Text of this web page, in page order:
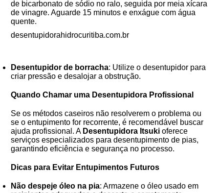
de bicarbonato de sódio no ralo, seguida por meia xícara
de vinagre. Aguarde 15 minutos e enxágue com água
quente.
desentupidorahidrocuritiba.com.br
Desentupidor de borracha: Utilize o desentupidor para
criar pressão e desalojar a obstrução.
Quando Chamar uma Desentupidora Profissional
Se os métodos caseiros não resolverem o problema ou
se o entupimento for recorrente, é recomendável buscar
ajuda profissional. A Desentupidora Itsuki oferece
serviços especializados para desentupimento de pias,
garantindo eficiência e segurança no processo.
Dicas para Evitar Entupimentos Futuros
Não despeje óleo na pia: Armazene o óleo usado em